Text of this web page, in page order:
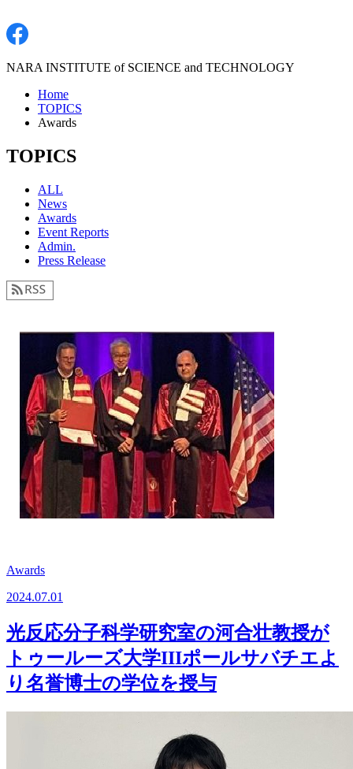
NARA INSTITUTE of SCIENCE and TECHNOLOGY
Home
TOPICS
Awards
TOPICS
ALL
News
Awards
Event Reports
Admin.
Press Release
Awards
2024.07.01
光反応分子科学研究室の河合壮教授が
トゥールーズ大学IIIポールサバチエよ
り名誉博士の学位を授与